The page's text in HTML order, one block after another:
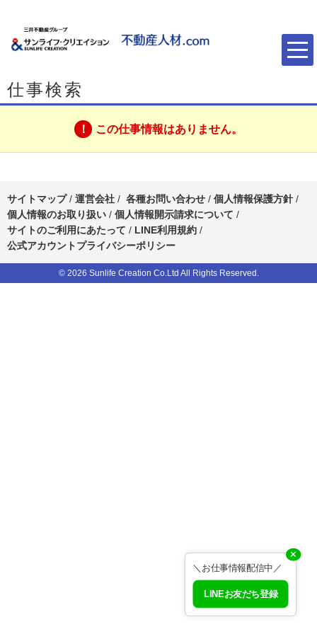
仕事検索
この仕事情報はありません。
サイトマップ/ 運営会社 / 各種お問い合わせ / 個人情報保護方針 /
個人情報のお取り扱い / 個人情報開示請求について /
サイトのご利用にあたって / LINE利用規約 /
公式アカウントプライバシーポリシー
✕
＼お仕事情報配信中／
LINEお友だち登録
© 2026 Sunlife Creation Co.Ltd All Rights Reserved.